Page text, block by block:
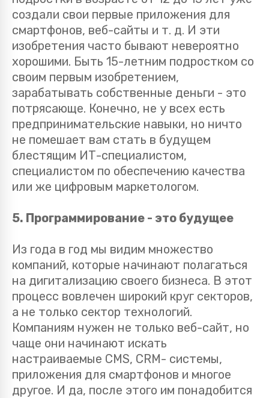
создали свои первые приложения для
смартфонов, веб-сайты и т. д. И эти
изобретения часто бывают невероятно
хорошими. Быть 15-летним подростком со
своим первым изобретением,
зарабатывать собственные деньги - это
потрясающе. Конечно, не у всех есть
предпринимательские навыки, но ничто
не помешает вам стать в будущем
блестящим ИТ-специалистом,
специалистом по обеспечению качества
или же цифровым маркетологом.
5. Программирование - это будущее
Из года в год мы видим множество
компаний, которые начинают полагаться
на дигитализацию своего бизнеса. В этот
процесс вовлечен широкий круг секторов,
а не только сектор технологий.
Компаниям нужен не только веб-сайт, но
чаще они начинают искать
настраиваемые CMS, CRM- системы,
приложения для смартфонов и многое
другое. И да, после этого им понадобится